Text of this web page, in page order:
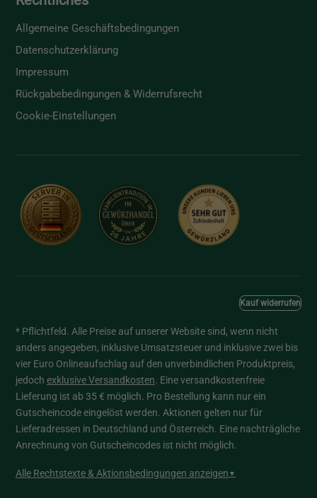
Allgemeine Geschäftsbedingungen
Datenschutzerklärung
Impressum
Rückgabebedingungen & Widerrufsrecht
Cookie-Einstellungen
Kauf widerrufen
* Pflichtfeld. Alle Preise auf unserer Website sind, wenn nicht
anders angegeben, inklusive Umsatzsteuer und inklusive zwei bis
vier Euro Onlineaufschlag auf den unverbindlichen Produktpreis,
jedoch exklusive Versandkosten. Eine versandkostenfreie
Lieferung ist ab 35 € möglich. Pro Bestellung kann nur ein
Gutscheincode eingelöst werden. Aktionen gelten nur für
Lieferadressen in Deutschland und Österreich. Eine nachträgliche
Anrechnung von Gutscheincodes ist nicht möglich.
Alle Rechtstexte & Aktionsbedingungen anzeigen